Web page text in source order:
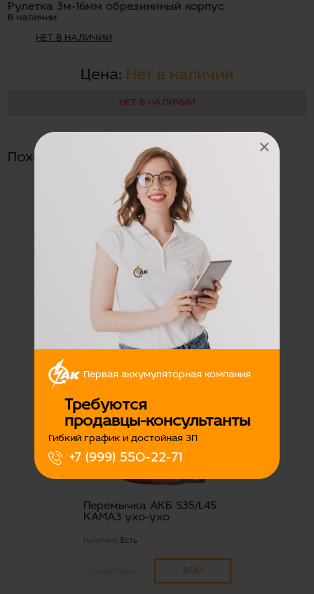
Первая аккумуляторная компания
Требуются
продавцы-консультанты
Гибкий график и достойная ЗП
+7 (999) 550-22-71
×
Рулетка 3м-16мм обрезининый корпус
В наличии:
НЕТ В НАЛИЧИИ
Цена: Нет в наличии
НЕТ В НАЛИЧИИ
Похожие товары
Перемычка АКБ S35/L25
КАМАЗ ухо-ухо
Перемычка АКБ S35/L45
КАМАЗ ухо-ухо
Наличие: Есть
800